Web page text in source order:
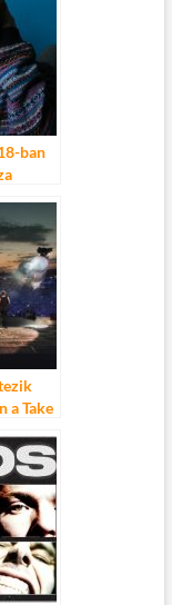
ban
a Take